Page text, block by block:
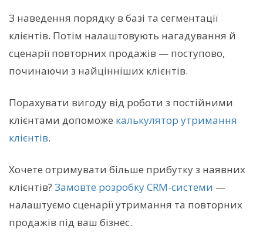
З наведення порядку в базі та сегментації
клієнтів. Потім налаштовують нагадування й
сценарії повторних продажів — поступово,
починаючи з найцінніших клієнтів.
Порахувати вигоду від роботи з постійними
клієнтами допоможе калькулятор утримання
клієнтів.
Хочете отримувати більше прибутку з наявних
клієнтів? Замовте розробку CRM-системи —
налаштуємо сценарії утримання та повторних
продажів під ваш бізнес.